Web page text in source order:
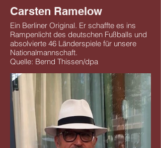
Carsten Ramelow
Ein Berliner Original. Er schaffte es ins
Rampenlicht des deutschen Fußballs und
absolvierte 46 Länderspiele für unsere
Nationalmannschaft.
Quelle: Bernd Thissen/dpa